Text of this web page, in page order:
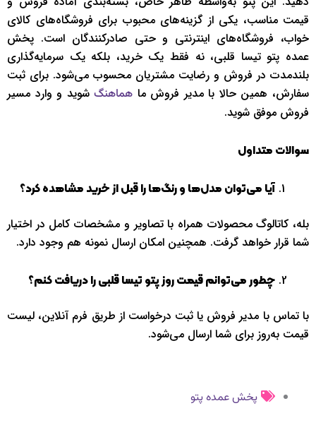
قیمت مناسب، یکی از گزینه‌های محبوب برای فروشگاه‌های کالای
خواب، فروشگاه‌های اینترنتی و حتی صادرکنندگان است. پخش
عمده پتو تیسا قلبی، نه فقط یک خرید، بلکه یک سرمایه‌گذاری
بلندمدت در فروش و رضایت مشتریان محسوب می‌شود. برای ثبت
سفارش، همین حالا با مدیر فروش ما هماهنگشوید و وارد مسیر
فروش موفق شوید.
سوالات متداول
آیا می‌توان مدل‌ها و رنگ‌ها را قبل از خرید مشاهده کرد؟
بله، کاتالوگ محصولات همراه با تصاویر و مشخصات کامل در اختیار
شما قرار خواهد گرفت. همچنین امکان ارسال نمونه هم وجود دارد.
چطور می‌توانم قیمت روز پتو تیسا قلبی را دریافت کنم؟
با تماس با مدیر فروش یا ثبت درخواست از طریق فرم آنلاین، لیست
قیمت به‌روز برای شما ارسال می‌شود.
پخش عمده پتو